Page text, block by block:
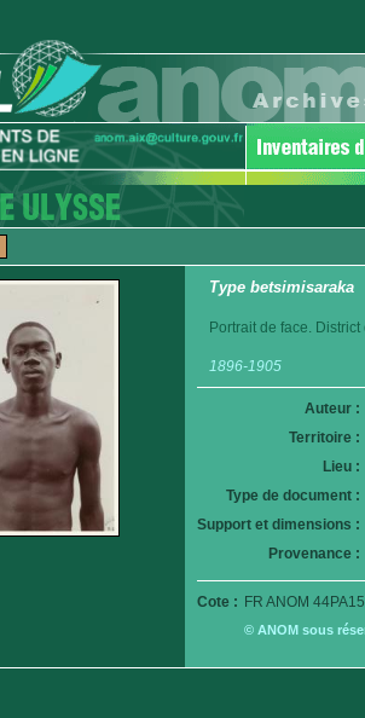
Type betsimisaraka
Portrait de face.
1896-1905
Auteur :
Territoire :
Lieu :
Type de document :
Support et dimensions :
Provenance :
Cote : FR ANOM
© ANOM sous